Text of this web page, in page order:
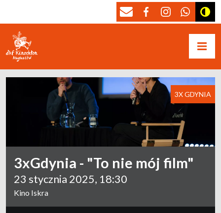
3xGdynia - "To nie mój film"
23 stycznia 2025, 18:30
Kino Iskra
3X GDYNIA